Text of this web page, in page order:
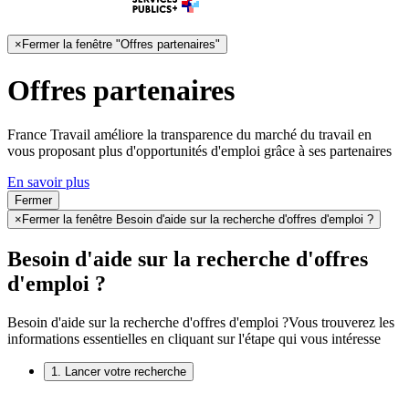
× Fermer la fenêtre "Offres partenaires"
Offres partenaires
France Travail améliore la transparence du marché du travail en
vous proposant plus d'opportunités d'emploi grâce à ses partenaires
En savoir plus
Fermer
× Fermer la fenêtre Besoin d'aide sur la recherche d'offres d'emploi ?
Besoin d'aide sur la recherche d'offres
d'emploi ?
Besoin d'aide sur la recherche d'offres d'emploi ?Vous trouverez les
informations essentielles en cliquant sur l'étape qui vous intéresse
1. Lancer votre recherche